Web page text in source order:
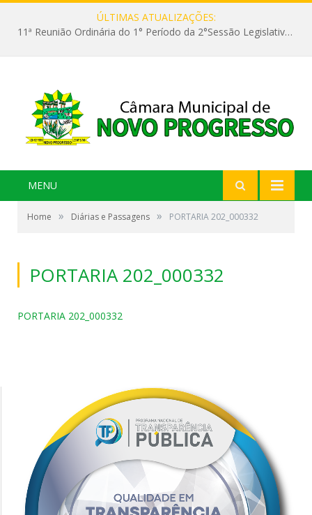
ÚLTIMAS ATUALIZAÇÕES:
11ª Reunião Ordinária do 1° Período da 2°Sessão Legislativa da 9ª Legislatura do Poder Legislativo
MENU
Home » Diárias e Passagens » PORTARIA 202_000332
PORTARIA 202_000332
PORTARIA 202_000332